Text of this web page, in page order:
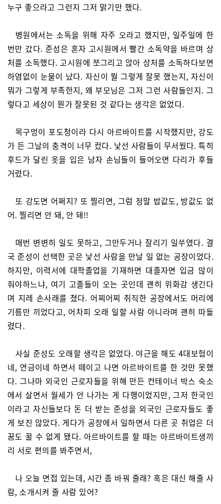
누구 좋으라고 그런지 그저 맑기만 했다.
병원에서는 소독을 위해 자주 오라고 했지만, 일주일에 한
번만 갔다. 준성은 혼자 고시원에서 빨간 소독약을 바르며 상
처를 소독했다. 고시원에 쪼그리고 앉아 상처를 소독하다보면
하염없이 눈물이 났다. 자신이 뭘 그렇게 잘못 했는지, 자신이
뭐가 그렇게 부족한지, 왜 부모님은 그저 그런 사람들인지. 그
렇다고 세상이 뭔가 잘못된 것 같다는 생각은 없었다.
목구멍이 포도청이라 다시 아르바이트를 시작했지만, 강도
가 든 그날의 충격이 너무 컸다. 낯선 사람들이 무서웠다. 특히
후드가 달린 옷을 입은 남자 손님들이 들어오면 다리가 후들
거렸다.
또 강도면 어쩌지? 또 찔리면, 그럼 정말 밥값도, 방값도 없
어. 찔리면 안 돼, 안 돼!!
매번 변변히 일도 못하고, 그만두거나 잘리기 일쑤였다. 결
국 준성이 선택한 곳은 낯선 사람을 만날 일 없는 공장이었다.
하지만, 이력서에 대학졸업을 기재하면 대졸자면 입금 많이
줘야하느냐, 여기 고졸들이 오는 곳인데 괜히 위화감 생긴다
며 지레 손사래를 쳤다. 어찌어찌 취직한 공장에서도 머리에
기름만 끼었다고, 어차피 오래 일할 사람 아니라며 괜히 따돌
렸다.
사실 준성도 오래할 생각은 없었다. 야근을 해도 4대보험이
네, 연금이네 하면서 떼이고 나면 아르바이트를 한 것만 못했
다. 그나마 외국인 근로자들을 위해 만든 컨테이너 박스 숙소
에서 살면서 월세가 안 나가는 게 다행이었지만, 그저 한국인
이라고 자신들보다 돈 더 받는 준성을 외국인 근로자들도 좋
게 보진 않았다. 게다가 공장에서 일하면서 다른 곳 취업은 더
꿈도 꿀 수 없게 됐다. 아르바이트를 할 때는 아르바이트생끼
리 서로 편의를 봐주면서,
나 오늘 면접 있는데, 시간 좀 바꿔 줄래? 혹은 대신 해줄 사
람, 소개시켜 줄 사람 있어?